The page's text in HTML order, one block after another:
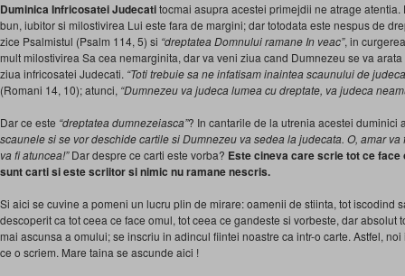
Duminica Infricosatei Judecatitocmai asupra acestei primejdii ne atrage
bun, iubitor si mi­lostivirea Lui este fara de margini; dar totodata este nespus de
zice Psalmistul (Psalm 114, 5) si “dreptatea Domnului ramane In veac”, in
mult milostivirea Sa cea nemarginita, dar va veni ziua cand Dumnezeu se va
ziua infricosatei Judecati. “Toti trebuie sa ne infatisam inaintea scaunului de
(Romani 14, 10); atunci, “Dumnezeu va judeca lumea cu dreptate, va judeca
Dar ce este “dreptatea dumnezeiasca”? In cantarile de la utre­nia acestei duminici
scaunele si se vor deschide cartile si Dumnezeu va sedea la judecata. O, amar
va fi atuncea!”Dar despre ce carti este vorba? Este cineva care scrie tot ce
sunt carti si este scriitor si nimic nu ramane nescris.
Si aici se cuvine a pomeni un lucru plin de mirare: oamenii de stiinta, tot iscodind
descoperit ca tot ceea ce face omul, tot ceea ce gandeste si vorbeste, dar absolut
mai ascunsa a omului; se inscriu in adincul fiintei noastre ca intr-o carte. Astfel,
ce o scriem. Mare taina se ascunde aici !